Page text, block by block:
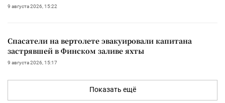
9 августа 2026, 15:22
Спасатели на вертолете эвакуировали капитана
застрявшей в Финском заливе яхты
9 августа 2026, 15:17
Показать ещё